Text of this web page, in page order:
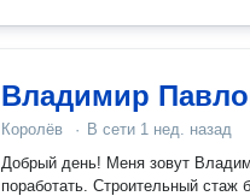
Владимир
Королёв · В сети 1 нед. назад
Добрый день! Меня зовут
поработать. Строительный стаж